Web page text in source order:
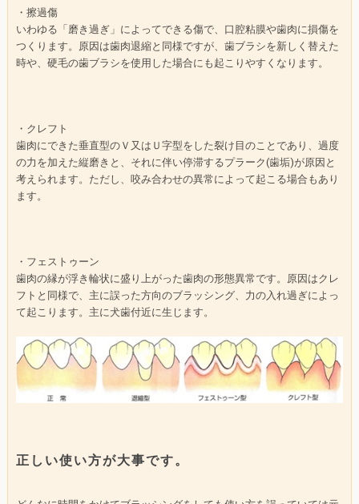
・擦過傷
いわゆる「磨き過ぎ」によってできる傷で、口腔粘膜や歯肉に損傷を
つくります。原因は歯肉退縮と同様ですが、歯ブラシを新しく替えた
時や、硬毛の歯ブラシを使用した場合にも起こりやすくなります。
・クレフト
歯肉にできた垂直型のＶ又はＵ字型をした裂け目のことであり、過度
の力を加えた縦磨きと、それに伴い停滞するプラーク(歯垢)が原因と
考えられます。ただし、咬み合わせの異常によって起こる場合もあり
ます。
・フェストゥーン
歯肉の縁が浮き輪状に盛り上がった歯肉の形態異常です。原因はクレ
フトと同様で、主に誤った方向のブラッシング、力の入れ過ぎによっ
て起こります。主に犬歯付近に生じます。
正しい使い方が大事です。